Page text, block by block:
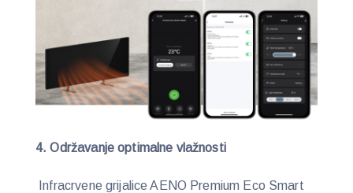
4. Održavanje optimalne vlažnosti
Infracrvene grijalice AENO Premium Eco Smart